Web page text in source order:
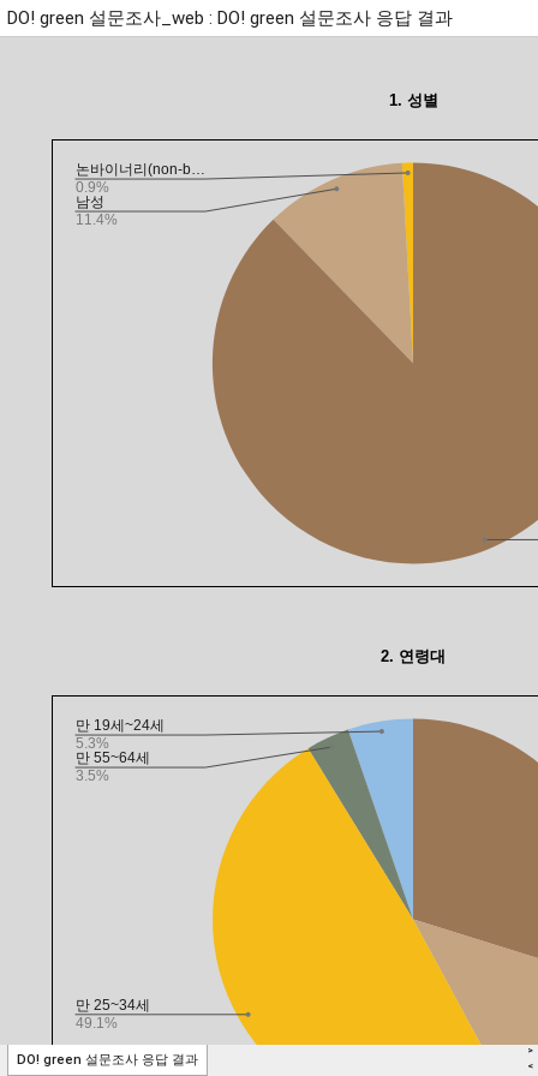
DO! green 설문조사_web : DO! green 설문조사 응답 결과
DO! green 설문조사 응답 결과
>
<